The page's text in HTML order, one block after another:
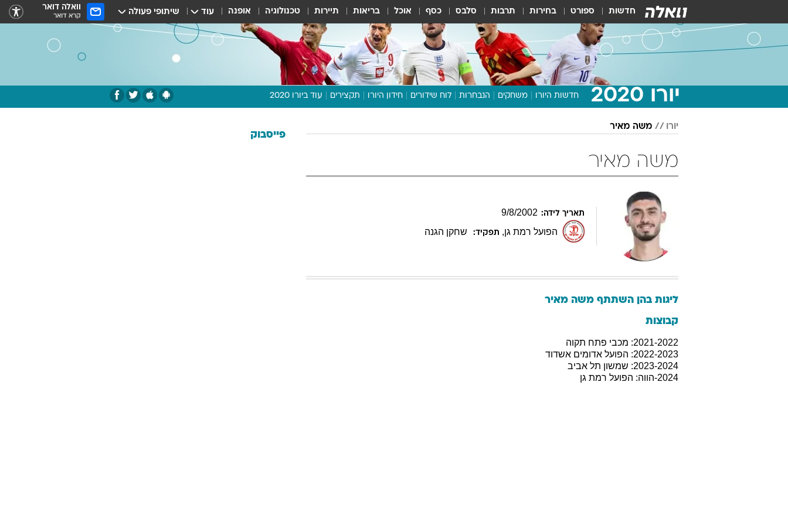
חדשות ספורט בחירות תרבות סלבס כסף אוכל בריאות תיירות טכנולוגיה אופנה עוד שיתופי פעולה וואלה דואר
קרא דואר
יורו 2020 חדשות היורו משחקים הנבחרות לוח שידורים חידון היורו תקצירים עוד ביורו 2020
תכנית היורו
יורו משה מאיר
משה מאיר
תאריך לידה: 9/8/2002
הפועל רמת גן, תפקיד: שחקן הגנה
ליגות בהן השתתף משה מאיר
קבוצות
2021-2022: מכבי פתח תקוה
2022-2023: הפועל אדומים אשדוד
2023-2024: שמשון תל אביב
2024-הווה: הפועל רמת גן
פייסבוק